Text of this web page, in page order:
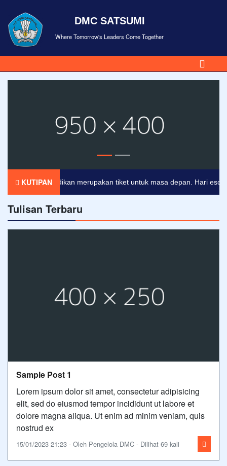
DMC SATSUMI
Where Tomorrow's Leaders Come Together
KUTIPAN
Pendidikan merupakan tiket untuk masa depan. Hari esok
Tulisan Terbaru
Sample Post 1
Lorem ipsum dolor sit amet, consectetur adipisicing
elit, sed do eiusmod tempor incididunt ut labore et
dolore magna aliqua. Ut enim ad minim veniam, quis
nostrud ex
15/01/2023 21:23 - Oleh Pengelola DMC - Dilihat 69 kali